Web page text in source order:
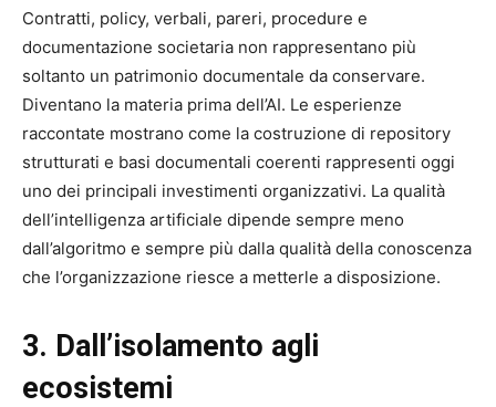
Contratti, policy, verbali, pareri, procedure e
documentazione societaria non rappresentano più
soltanto un patrimonio documentale da conservare.
Diventano la materia prima dell’AI. Le esperienze
raccontate mostrano come la costruzione di repository
strutturati e basi documentali coerenti rappresenti oggi
uno dei principali investimenti organizzativi. La qualità
dell’intelligenza artificiale dipende sempre meno
dall’algoritmo e sempre più dalla qualità della conoscenza
che l’organizzazione riesce a metterle a disposizione.
3. Dall’isolamento agli
ecosistemi